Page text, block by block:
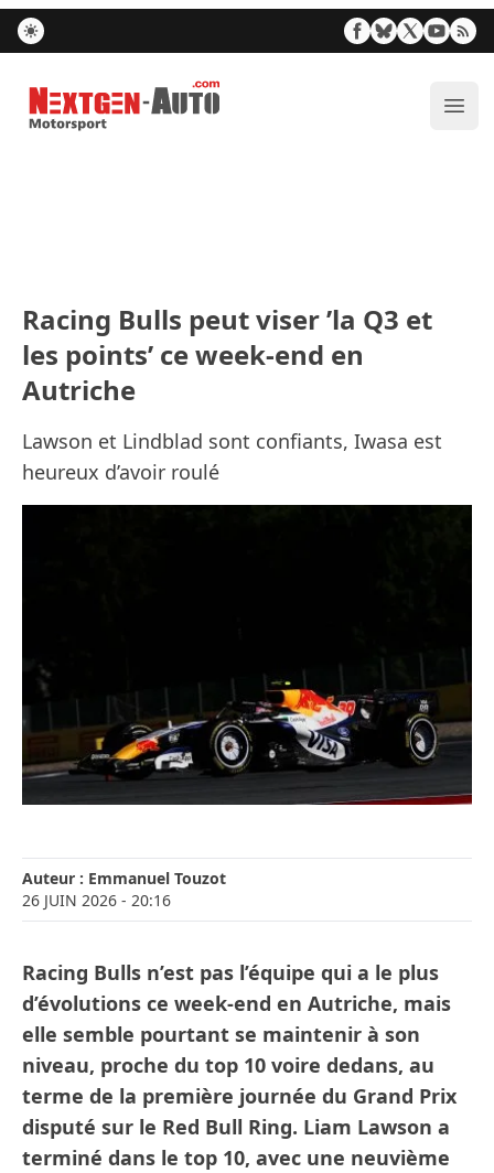
Nextgen-Auto.com
Racing Bulls peut viser ’la Q3 et
les points’ ce week-end en
Autriche
Lawson et Lindblad sont confiants, Iwasa est
heureux d’avoir roulé
Auteur : Emmanuel Touzot
26 JUIN 2026 - 20:16
Racing Bulls n’est pas l’équipe qui a le plus
d’évolutions ce week-end en Autriche, mais
elle semble pourtant se maintenir à son
niveau, proche du top 10 voire dedans, au
terme de la première journée du Grand Prix
disputé sur le Red Bull Ring. Liam Lawson a
terminé dans le top 10, avec une neuvième